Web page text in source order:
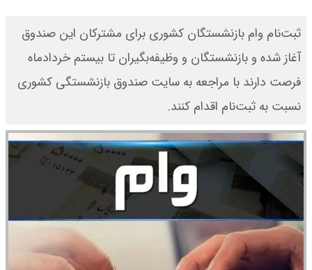
ثبت‌نام وام بازنشستگان کشوری برای مشترکان این صندوق
آغاز شده و بازنشستگان و وظیفه‌بگیران تا بیستم خردادماه
فرصت دارند با مراجعه به سایت صندوق بازنشستگی کشوری
نسبت به ثبت‌نام اقدام کنند.